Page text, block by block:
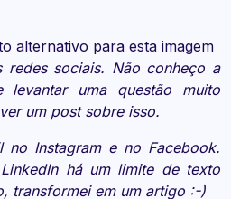
redes sociais. Não conheço a
levantar uma questão muito
um post sobre isso.
no Instagrame no Facebook.
há um limite de texto
transformei em um artigo :-)